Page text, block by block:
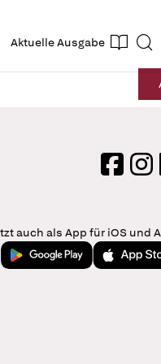
Aktuelle Ausgabe Suche
login
Facebook
auch als App für iOS und
Jetzt bei Google Play
Laden im